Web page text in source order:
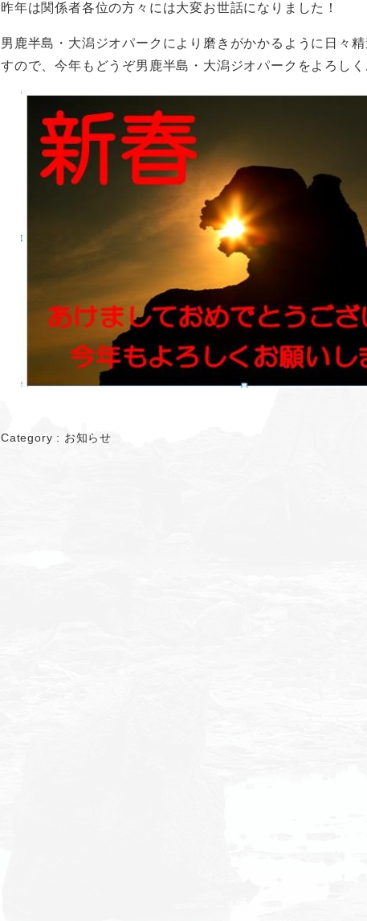
昨年は関係者各位の方々には大変お世話になりました！
男鹿半島・大潟ジオパークにより磨きがかかるように日々
すので、今年もどうぞ男鹿半島・大潟ジオパークをよろしく
Category : お知らせ